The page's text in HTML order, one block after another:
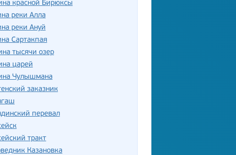
красной Бирюксы
реки Алла
реки Ануй
Сартакпая
тысячи озер
царей
Чулышмана
заказник
перевал
тракт
Казановка